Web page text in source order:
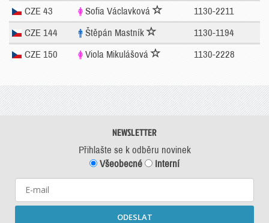
CZE 43 Sofia Václavková 1130-2211
CZE 144 Štěpán Mastník 1130-1194
CZE 150 Viola Mikulášová 1130-2228
NEWSLETTER
Přihlašte se k odběru novinek
Všeobecné
Interní
ODESLAT